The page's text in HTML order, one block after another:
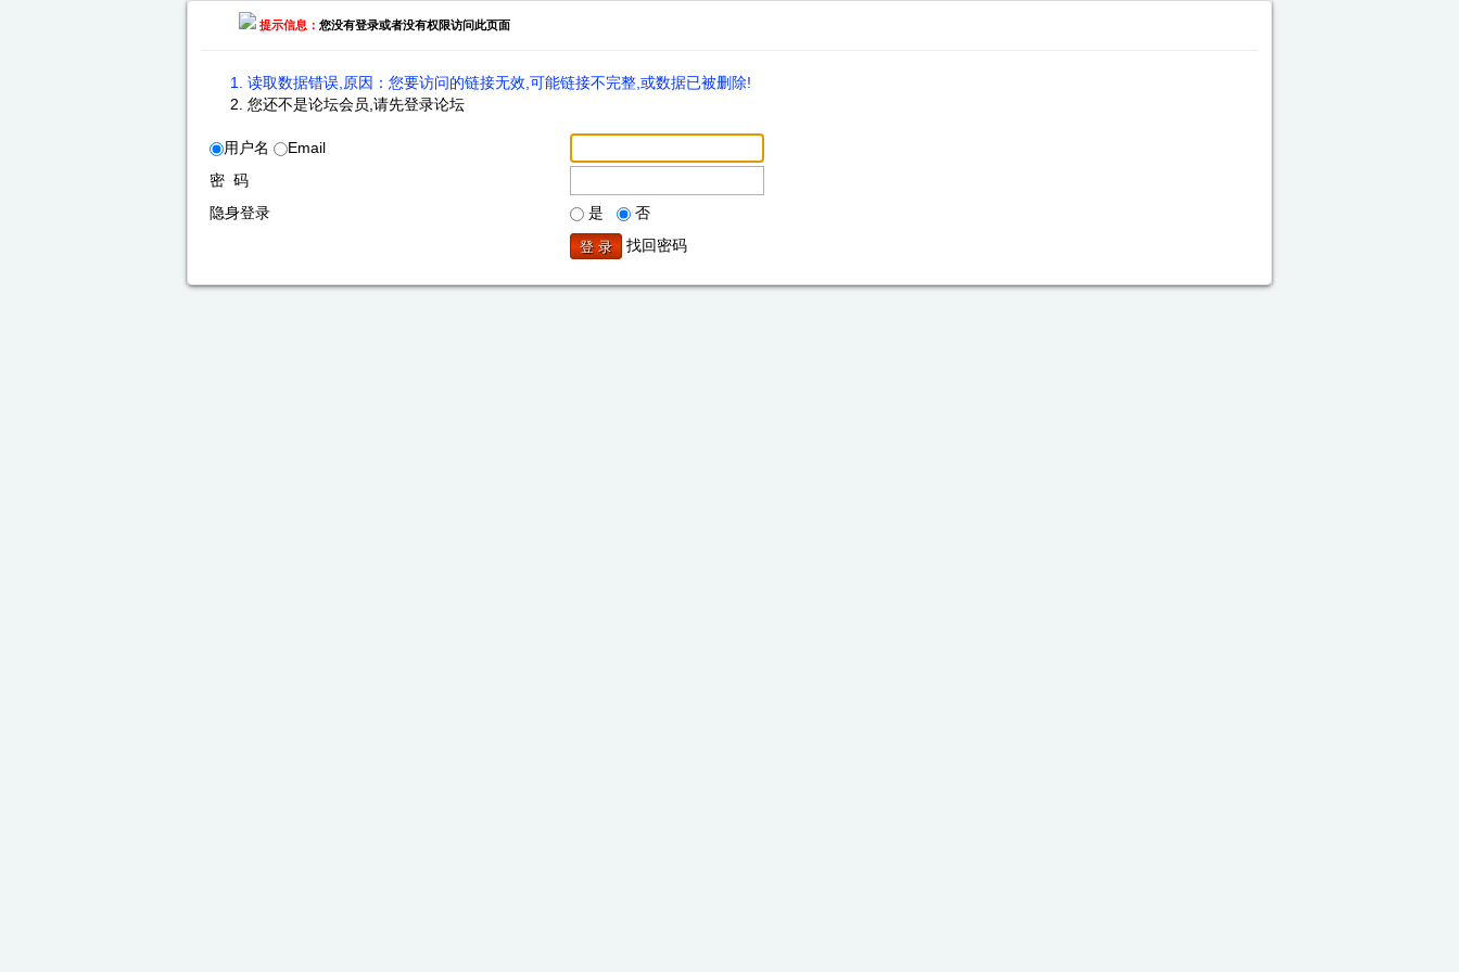
提示信息： 您没有登录或者没有权限访问此页面
读取数据错误,原因：您要访问的链接无效,可能链接不完整,或数据已被删除!
您还不是论坛会员,请先登录论坛
用户名
Email
密 码
隐身登录
是
否
找回密码